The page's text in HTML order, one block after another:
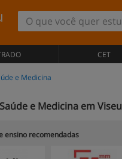
CET
e Medicina
e Medicina em Viseu
ensino recomendadas